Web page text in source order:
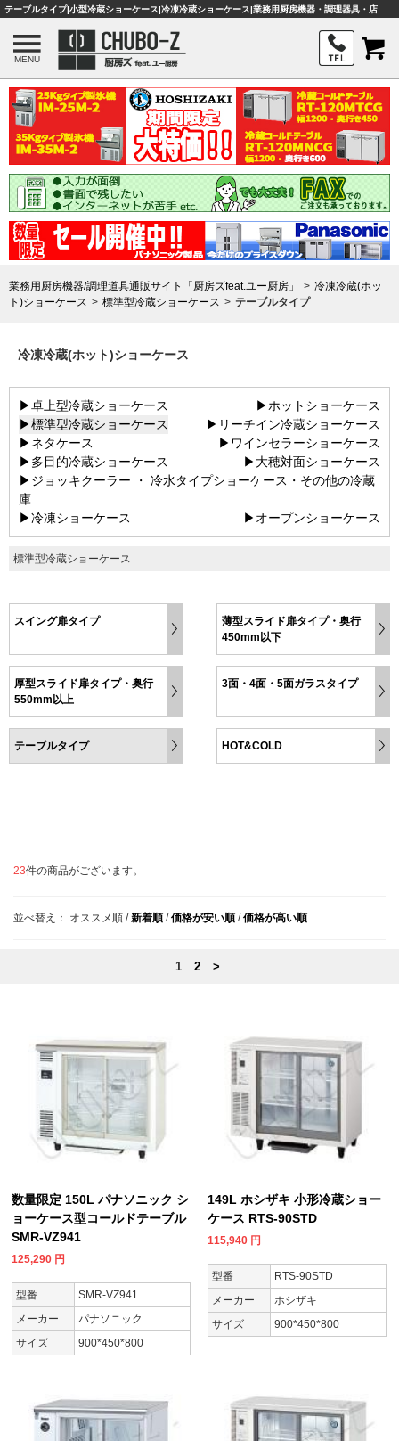
MENU
業務用厨房機器/調理道具通販サイト「厨房ズfeat.ユー厨房」
冷凍冷蔵(ホッ
ト)ショーケース
標準型冷蔵ショーケース テーブルタイプ
冷凍冷蔵(ホット)ショーケース
▶卓上型冷蔵ショーケース
▶ホットショーケース
▶標準型冷蔵ショーケース
▶リーチイン冷蔵ショーケース
▶ネタケース
▶ワインセラーショーケース
▶多目的冷蔵ショーケース
▶大穂対面ショーケース
▶ジョッキクーラー ・ 冷水タイプショーケース・その他の冷蔵
庫
▶冷凍ショーケース
▶オープンショーケース
標準型冷蔵ショーケース
スイング扉タイプ
薄型スライド扉タイプ・奥行
450mm以下
厚型スライド扉タイプ・奥行
550mm以上
3面・4面・5面ガラスタイプ
テーブルタイプ HOT&COLD
23件の商品がございます。
並べ替え： オススメ順 /新着順 /価格が安い順 /価格が高い順
1 2 >
数量限定 150L パナソニック シ
ョーケース型コールドテーブル
SMR-VZ941
125,290 円
型番
SMR-VZ941
メーカー
パナソニック
サイズ
900*450*800
149L ホシザキ 小形冷蔵ショー
ケース RTS-90STD
115,940 円
型番
RTS-90STD
メーカー
ホシザキ
サイズ
900*450*800